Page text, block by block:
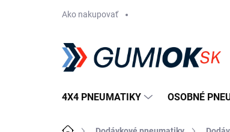
Ako nakupovať
4X4 PNEUMATIKY OSOBNÉ